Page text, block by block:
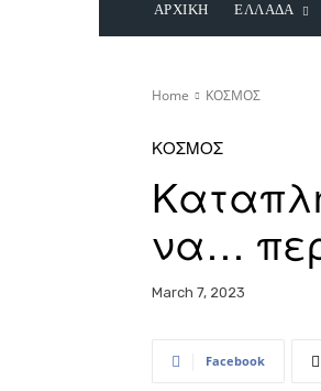
ΑΡΧΙΚΗ ΕΛΛΑΔΑ
Home ΚΟΣΜΟΣ
ΚΟΣΜΟΣ
να…
March 7, 2023
Facebook